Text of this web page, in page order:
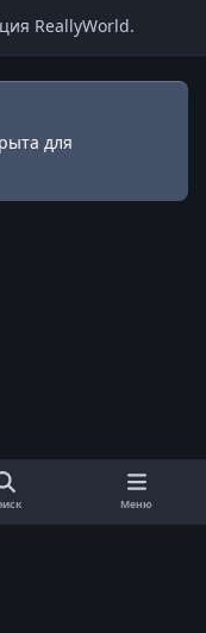
ReallyWorld.
для
Меню